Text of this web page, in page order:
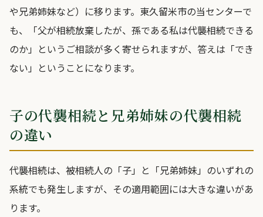
や兄弟姉妹など）に移ります。東久留米市の当センターで
も、「父が相続放棄したが、孫である私は代襲相続できる
のか」というご相談が多く寄せられますが、答えは「でき
ない」ということになります。
子の代襲相続と兄弟姉妹の代襲相続
の違い
代襲相続は、被相続人の「子」と「兄弟姉妹」のいずれの
系統でも発生しますが、その適用範囲には大きな違いがあ
ります。